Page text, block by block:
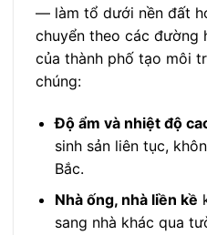
— làm tổ dưới nền đất
chuyển theo các đường
của thành phố tạo môi
chúng:
Độ ẩm và nhiệt độ
sinh sản liên tục,
Bắc.
Nhà ống, nhà liền kề
sang nhà khác qua